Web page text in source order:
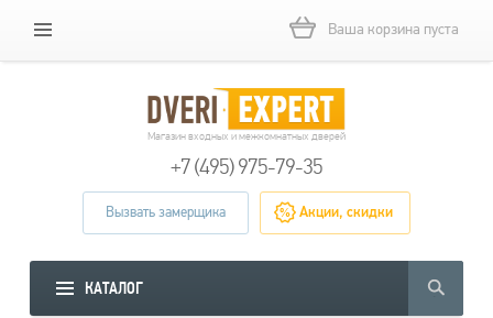
Ваша корзина пуста
Магазин входных и межкомнатных дверей
+7 (495) 975-79-35
Вызвать замерщика Акции, скидки
КАТАЛОГ